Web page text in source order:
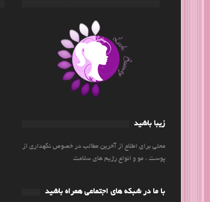
زیبا باشید
محلی برای اطلاع از آخرین مطالب در خصوص نگهداری از
پوست ، مو و انواع رژیم های سلامت
با ما در شبکه های اجتماعی همراه باشید